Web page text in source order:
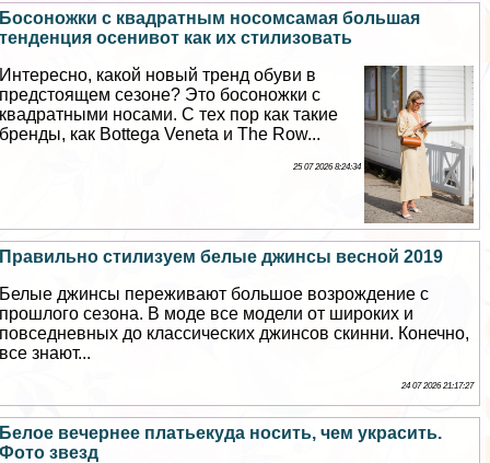
Босоножки с квадратным носомсамая большая
тенденция осенивот как их стилизовать
Интересно, какой новый тренд обуви в
предстоящем сезоне? Это босоножки с
квадратными носами. С тех пор как такие
бренды, как Bottega Veneta и The Row...
25 07 2026 8:24:34
Правильно стилизуем белые джинсы весной 2019
Белые джинсы переживают большое возрождение с
прошлого сезона. В моде все модели от широких и
повседневных до классических джинсов скинни. Конечно,
все знают...
24 07 2026 21:17:27
Белое вечернее платьекуда носить, чем украсить.
Фото звезд